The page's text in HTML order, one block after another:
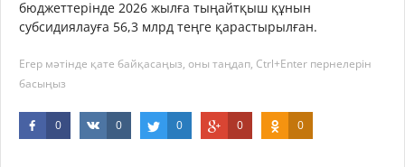
бюджеттерінде 2026 жылға тыңайтқыш құнын
субсидиялауға 56,3 млрд теңге қарастырылған.
Егер мәтінде қате байқасаңыз, оны таңдап, Ctrl+Enter пернелерін
басыңыз
0 0 0 0 0